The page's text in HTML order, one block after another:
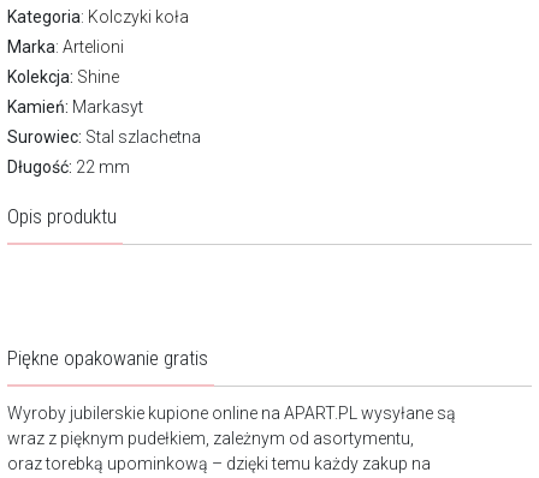
Kategoria: Kolczyki koła
Marka: Artelioni
Kolekcja: Shine
Kamień: Markasyt
Surowiec: Stal szlachetna
Długość: 22 mm
Opis produktu
Piękne opakowanie gratis
Wyroby jubilerskie kupione online na APART.PL wysyłane są
wraz z pięknym pudełkiem, zależnym od asortymentu,
oraz torebką upominkową – dzięki temu każdy zakup na